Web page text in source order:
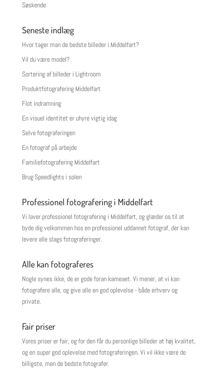
Søskende
Seneste indlæg
Hvor tager man de bedste billeder i Middelfart?
Vil du være model?
Sortering af billeder i Lightroom
Produktfotografering Middelfart
Flot indramning
En visuel identitet er uhyre vigtig idag
Selve fotograferingen
En fotograf på arbejde
Familiefotografering Middelfart
Brug Speedlights i solen
Professionel fotografering i Middelfart
Vi laver professionel fotografering i Middelfart, og glæder os til at
byde dig velkommen hos en professionel uddannet fotograf, der kan
levere alle slags fotograferinger.
Alle kan fotograferes
Nogle synes ikke, de er gode foran kameaet. Vi mener, at vi kan
fotografere alle, og give alle en god oplevelse - både erhverv og
private.
Fair priser
Vores priser er fair, og for den får du personlige billeder at høj kvalitet,
og en super god oplevelse med fotograferingen. Vi vil ikke være de
billigste, men de bedste fotografer.